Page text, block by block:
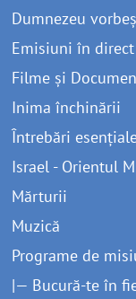
Dumnezeu
Emisiuni în direct
Filme și
Inima închinării
Întrebări
Israel - Orientul
Mărturii
Muzică
Programe de
|— Bucură-te în